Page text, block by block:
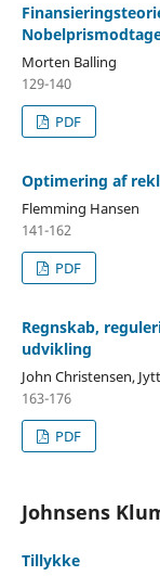
Morten Balling
129-140
PDF
Optimering af
Flemming Hansen
141-162
PDF
Regnskab,
udvikling
John Christensen,
163-176
PDF
Johnsens
Tillykke